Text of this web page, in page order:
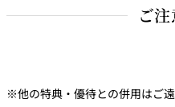
ご
※他の特典・優待との併用はご遠